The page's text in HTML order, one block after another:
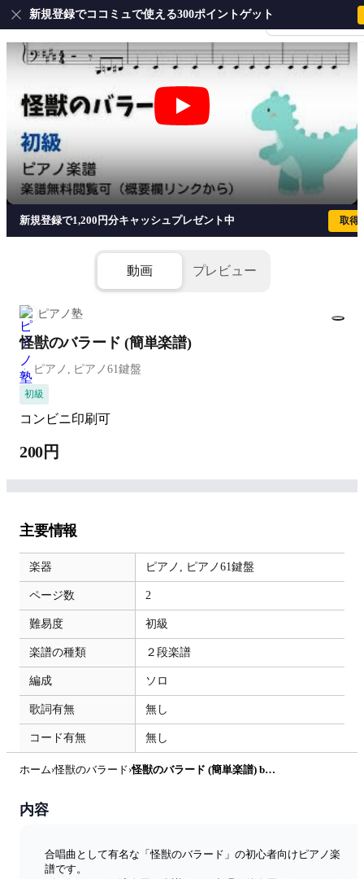
会員登録・ログイ
新規登録でココミュで使える300ポイントゲット
怪獣のバラード (簡単楽譜)
新規登録で1,200円分キャッシュプレゼント中 取得
動画 プレビュー
ピアノ塾
怪獣のバラード (簡単楽譜)
ピアノ, ピアノ61鍵盤
初級
コンビニ印刷可
200円
主要情報
楽器 ピアノ, ピアノ61鍵盤
ページ数 2
難易度 初級
楽譜の種類 ２段楽譜
編成 ソロ
歌詞有無 無し
コード有無 無し
ホーム›怪獣のバラード› 怪獣のバラード (簡単楽譜) by ピアノ塾
内容
合唱曲として有名な「怪獣のバラード」の初心者向けピアノ楽
譜です。